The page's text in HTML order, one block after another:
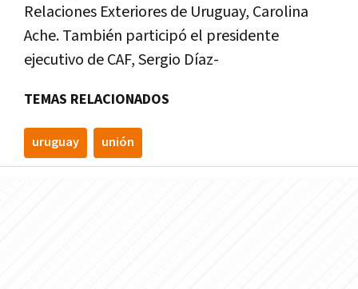
Relaciones Exteriores de Uruguay, Carolina
Ache. También participó el presidente
ejecutivo de CAF, Sergio Díaz-
TEMAS RELACIONADOS
uruguay unión